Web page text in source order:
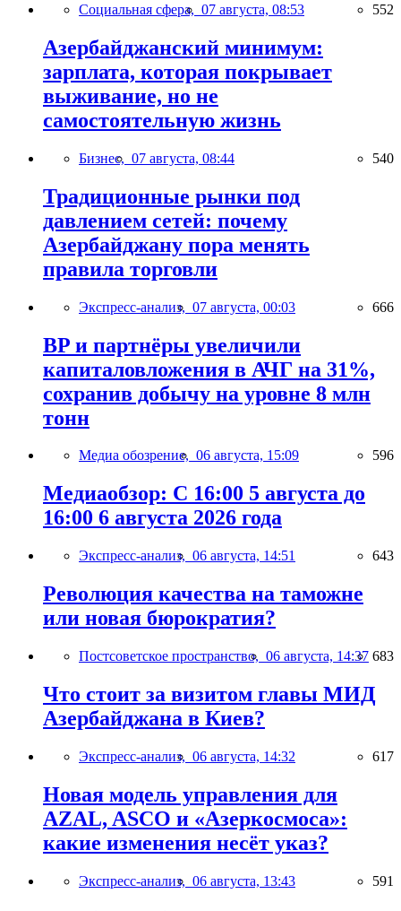
Социальная сфера, 07 августа, 08:53 552
Азербайджанский минимум:
зарплата, которая покрывает
выживание, но не
самостоятельную жизнь
Бизнес, 07 августа, 08:44 540
Традиционные рынки под
давлением сетей: почему
Азербайджану пора менять
правила торговли
Экспресс-анализ, 07 августа, 00:03 666
BP и партнёры увеличили
капиталовложения в АЧГ на 31%,
сохранив добычу на уровне 8 млн
тонн
Медиа обозрение, 06 августа, 15:09 596
Медиаобзор: С 16:00 5 августа до
16:00 6 августа 2026 года
Экспресс-анализ, 06 августа, 14:51 643
Революция качества на таможне
или новая бюрократия?
Постсоветское пространство, 06 августа, 14:37 683
Что стоит за визитом главы МИД
Азербайджана в Киев?
Экспресс-анализ, 06 августа, 14:32 617
Новая модель управления для
AZAL, ASCO и «Азеркосмоса»:
какие изменения несёт указ?
Экспресс-анализ, 06 августа, 13:43 591